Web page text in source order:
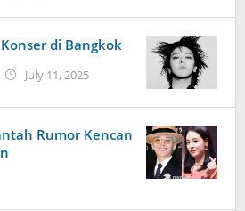
di Bangkok
July 11, 2025by
Rumor Kencan